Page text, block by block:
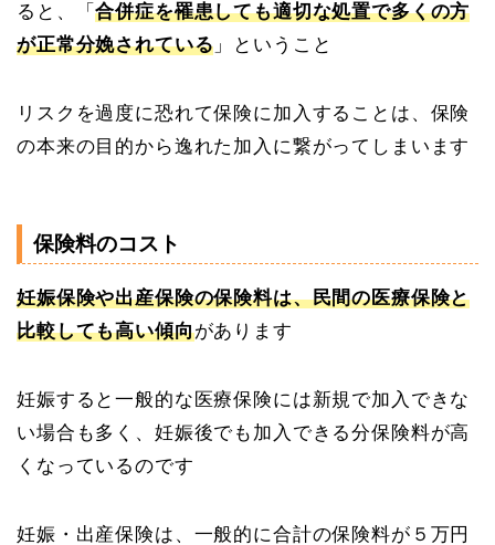
ると、「合併症を罹患しても適切な処置で多くの方
が正常分娩されている 」ということ
リスクを過度に恐れて保険に加入することは、保険
の本来の目的から逸れた加入に繋がってしまいます
保険料のコスト
妊娠保険や出産保険の保険料は、民間の医療保険と
比較しても高い傾向があります
妊娠すると一般的な医療保険には新規で加入できな
い場合も多く、妊娠後でも加入できる分保険料が高
くなっているのです
妊娠・出産保険は、一般的に合計の保険料が５万円